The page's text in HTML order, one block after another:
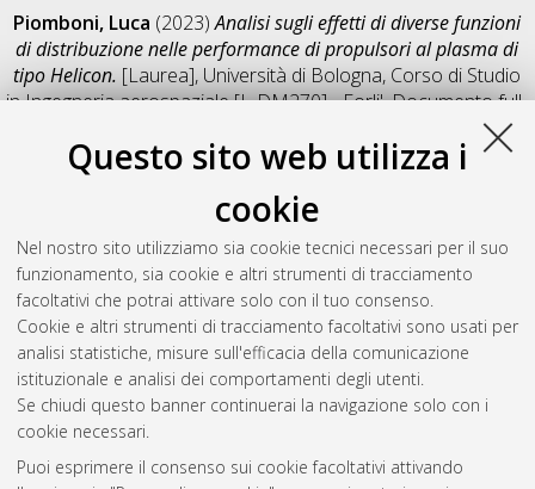
Questo sito web utilizza i
cookie
Nel nostro sito utilizziamo sia cookie tecnici necessari per il suo
funzionamento, sia cookie e altri strumenti di tracciamento
facoltativi che potrai attivare solo con il tuo consenso.
Cookie e altri strumenti di tracciamento facoltativi sono usati per
analisi statistiche, misure sull'efficacia della comunicazione
istituzionale e analisi dei comportamenti degli utenti.
Se chiudi questo banner continuerai la navigazione solo con i
cookie necessari.
Puoi esprimere il consenso sui cookie facoltativi attivando
Piomboni, Luca (2023)Analisi sugli effetti di diverse funzioni
di distribuzione nelle performance di propulsori al plasma di
tipo Helicon. [Laurea], Università di Bologna, Corso di Studio
inIngegneria aerospaziale [L-DM270] - Forli', Documento full-
Salva citazione
Condividi
Il full-text non è disponibile per scelta dell'autore. (
Abstract
Altri metadati
Gestione del documento:
Atom